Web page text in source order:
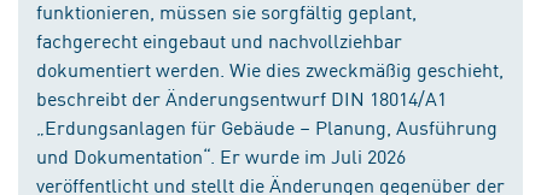
funktionieren, müssen sie sorgfältig geplant,
fachgerecht eingebaut und nachvollziehbar
dokumentiert werden. Wie dies zweckmäßig geschieht,
beschreibt der Änderungsentwurf DIN 18014/A1
„Erdungsanlagen für Gebäude – Planung, Ausführung
und Dokumentation“. Er wurde im Juli 2026
veröffentlicht und stellt die Änderungen gegenüber der